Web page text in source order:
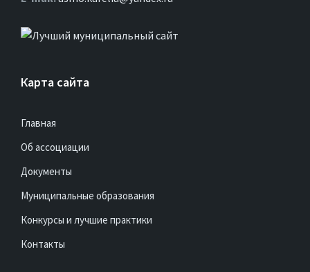
Карта сайта
Главная
Об ассоциации
Документы
Муниципальные образования
Конкурсы и лучшие практики
Контакты